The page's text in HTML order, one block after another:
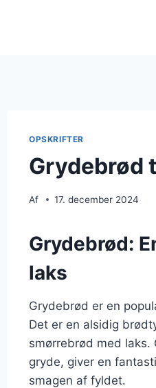
OPSKRIFTER
Grydebrød
Af 17. december 2024
Grydebrød:
laks
Grydebrød er en
Det er en alsidig
smørrebrød med
gryde, giver en
smagen af fyldet.